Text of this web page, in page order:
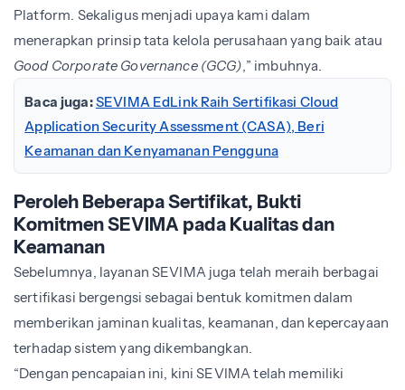
Platform. Sekaligus menjadi upaya kami dalam
menerapkan prinsip tata kelola perusahaan yang baik atau
Good Corporate Governance (GCG),” imbuhnya.
Baca juga:SEVIMA EdLink Raih Sertifikasi Cloud
Application Security Assessment (CASA), Beri
Keamanan dan Kenyamanan Pengguna
Peroleh Beberapa Sertifikat, Bukti
Komitmen SEVIMA pada Kualitas dan
Keamanan
Sebelumnya, layanan SEVIMA juga telah meraih berbagai
sertifikasi bergengsi sebagai bentuk komitmen dalam
memberikan jaminan kualitas, keamanan, dan kepercayaan
terhadap sistem yang dikembangkan.
“Dengan pencapaian ini, kini SEVIMA telah memiliki